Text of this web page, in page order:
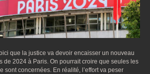
que la justice va devoir encaisser un nouveau
de 2024 à Paris. On pourrait croire que seules les
sont concernées. En réalité, l’effort va peser